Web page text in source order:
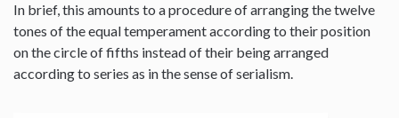
In brief, this amounts to a procedure of arranging the twelve
tones of the equal temperament according to their position
on the circle of fifths instead of their being arranged
according to series as in the sense of serialism.